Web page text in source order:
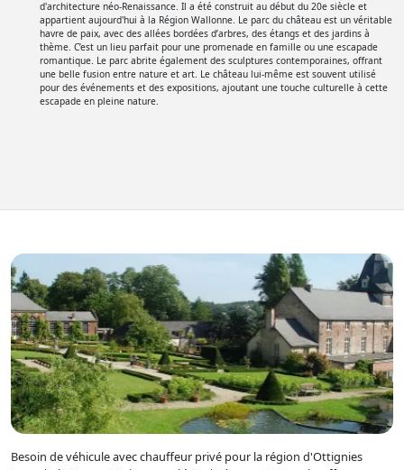
d'architecture néo-Renaissance. Il a été construit au début du 20e siècle et
appartient aujourd'hui à la Région Wallonne. Le parc du château est un véritable
havre de paix, avec des allées bordées d’arbres, des étangs et des jardins à
thème. C’est un lieu parfait pour une promenade en famille ou une escapade
romantique. Le parc abrite également des sculptures contemporaines, offrant
une belle fusion entre nature et art. Le château lui-même est souvent utilisé
pour des événements et des expositions, ajoutant une touche culturelle à cette
escapade en pleine nature.
Besoin de véhicule avec chauffeur privé pour la région d'Ottignies